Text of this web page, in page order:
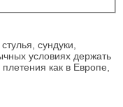
сундуки,
условиях держать
как в Европе,